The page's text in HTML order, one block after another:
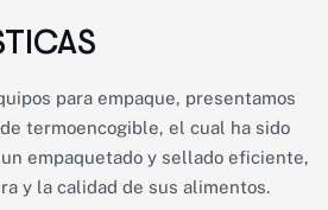
para empaque, presentamos
termoencogible, el cual ha sido
empaquetado y sellado eficiente,
y la calidad de sus alimentos.